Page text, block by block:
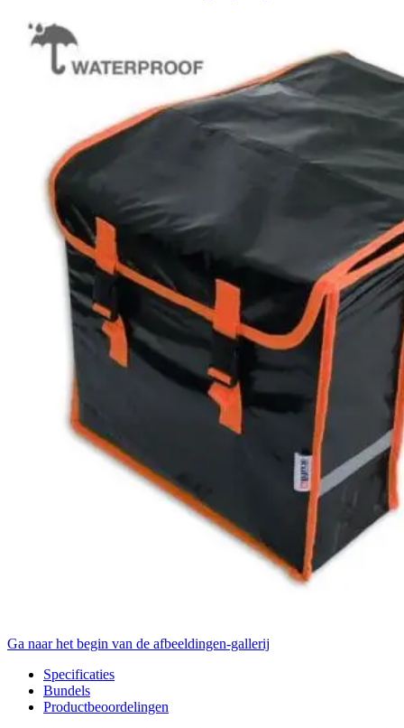
Ga naar het begin van de afbeeldingen-gallerij
Specificaties
Bundels
Productbeoordelingen